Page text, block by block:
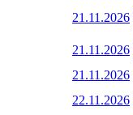
21.11.2026
21.11.2026
21.11.2026
22.11.2026